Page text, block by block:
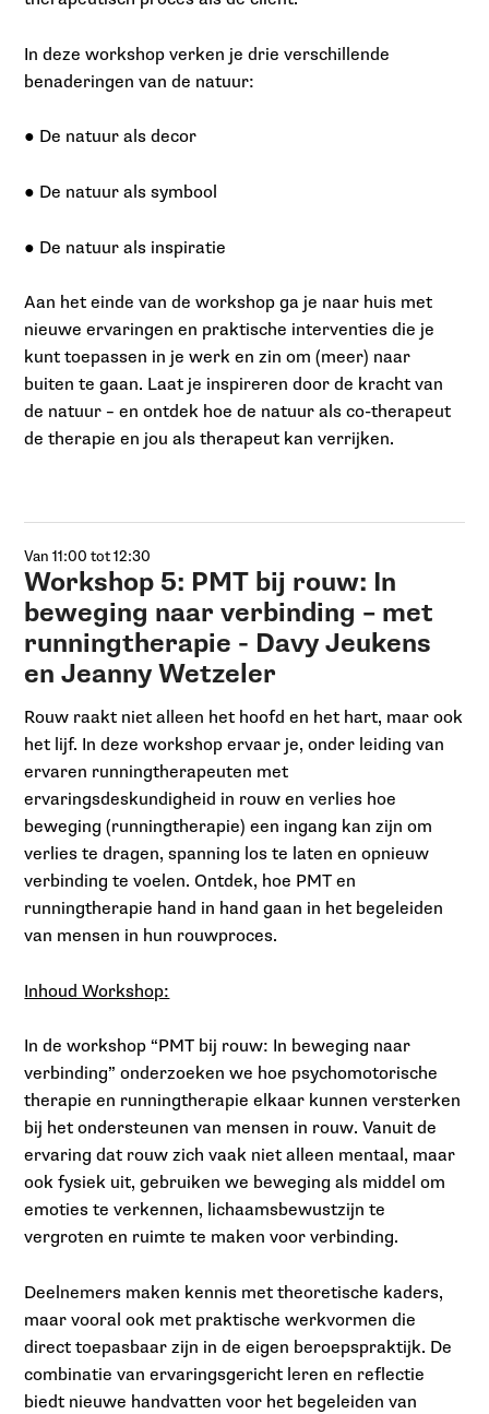
In deze workshop verken je drie verschillende
benaderingen van de natuur:
● De natuur als decor
● De natuur als symbool
● De natuur als inspiratie
Aan het einde van de workshop ga je naar huis met
nieuwe ervaringen en praktische interventies die je
kunt toepassen in je werk en zin om (meer) naar
buiten te gaan. Laat je inspireren door de kracht van
de natuur – en ontdek hoe de natuur als co-therapeut
de therapie en jou als therapeut kan verrijken.
Van 11:00 tot 12:30
Workshop 5: PMT bij rouw: In
beweging naar verbinding – met
runningtherapie - Davy Jeukens
en Jeanny Wetzeler
Rouw raakt niet alleen het hoofd en het hart, maar ook
het lijf. In deze workshop ervaar je, onder leiding van
ervaren runningtherapeuten met
ervaringsdeskundigheid in rouw en verlies hoe
beweging (runningtherapie) een ingang kan zijn om
verlies te dragen, spanning los te laten en opnieuw
verbinding te voelen. Ontdek, hoe PMT en
runningtherapie hand in hand gaan in het begeleiden
van mensen in hun rouwproces.
Inhoud Workshop:
In de workshop “PMT bij rouw: In beweging naar
verbinding” onderzoeken we hoe psychomotorische
therapie en runningtherapie elkaar kunnen versterken
bij het ondersteunen van mensen in rouw. Vanuit de
ervaring dat rouw zich vaak niet alleen mentaal, maar
ook fysiek uit, gebruiken we beweging als middel om
emoties te verkennen, lichaamsbewustzijn te
vergroten en ruimte te maken voor verbinding.
Deelnemers maken kennis met theoretische kaders,
maar vooral ook met praktische werkvormen die
direct toepasbaar zijn in de eigen beroepspraktijk. De
combinatie van ervaringsgericht leren en reflectie
biedt nieuwe handvatten voor het begeleiden van